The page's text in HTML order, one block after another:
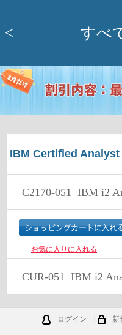
< すべ
IBM Certified Analyst
C2170-051 IBM i2
お気に入りに入れる
CUR-051 IBM i2
ログイン 新